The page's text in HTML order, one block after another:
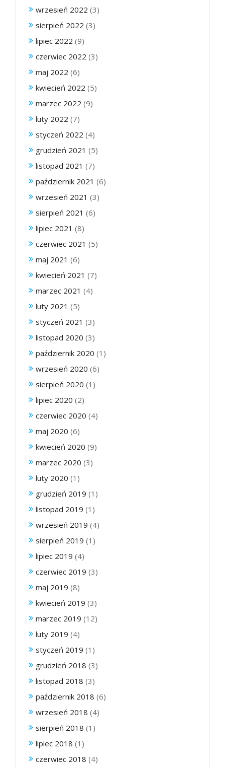
wrzesień 2022 (3)
sierpień 2022 (3)
lipiec 2022 (9)
czerwiec 2022 (3)
maj 2022 (6)
kwiecień 2022 (5)
marzec 2022 (9)
luty 2022 (7)
styczeń 2022 (4)
grudzień 2021 (5)
listopad 2021 (7)
październik 2021 (6)
wrzesień 2021 (3)
sierpień 2021 (6)
lipiec 2021 (8)
czerwiec 2021 (5)
maj 2021 (6)
kwiecień 2021 (7)
marzec 2021 (4)
luty 2021 (5)
styczeń 2021 (3)
listopad 2020 (3)
październik 2020 (1)
wrzesień 2020 (6)
sierpień 2020 (1)
lipiec 2020 (2)
czerwiec 2020 (4)
maj 2020 (6)
kwiecień 2020 (9)
marzec 2020 (3)
luty 2020 (1)
grudzień 2019 (1)
listopad 2019 (1)
wrzesień 2019 (4)
sierpień 2019 (1)
lipiec 2019 (4)
czerwiec 2019 (3)
maj 2019 (8)
kwiecień 2019 (3)
marzec 2019 (12)
luty 2019 (4)
styczeń 2019 (1)
grudzień 2018 (3)
listopad 2018 (3)
październik 2018 (6)
wrzesień 2018 (4)
sierpień 2018 (1)
lipiec 2018 (1)
czerwiec 2018 (4)